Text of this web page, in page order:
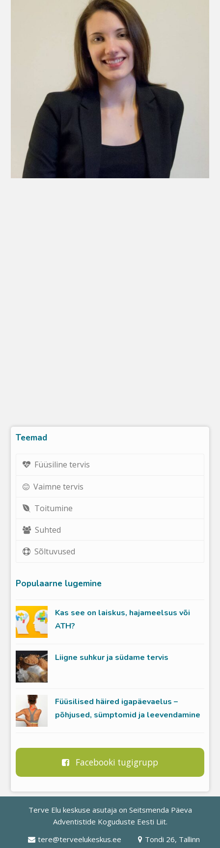
Teemad
Füüsiline tervis
Vaimne tervis
Toitumine
Suhted
Sõltuvused
Populaarne lugemine
Kas see on laiskus, hajameelsus või
ATH?
Liigne suhkur ja südame tervis
Füüsilised häired igapäevaelus –
põhjused, sümptomid ja leevendamine
Facebooki tugigrupp
Terve Elu keskuse asutaja on Seitsmenda Päeva
Adventistide Koguduste Eesti Liit.
tere@terveelukeskus.ee
Tondi 26, Tallinn